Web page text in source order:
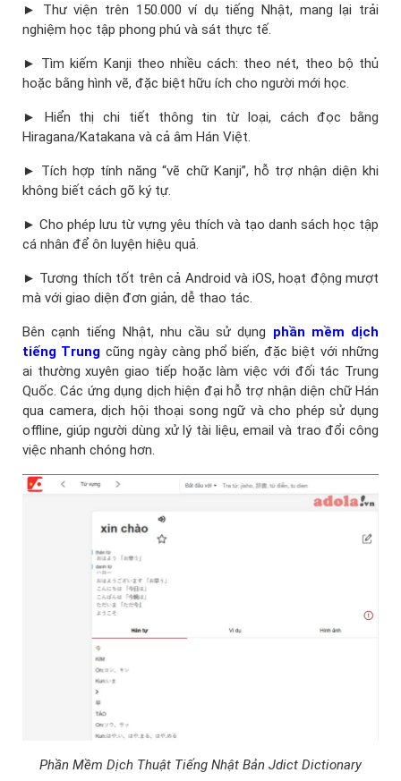
► Thư viện trên 150.000 ví dụ tiếng Nhật, mang lại trải
nghiệm học tập phong phú và sát thực tế.
► Tìm kiếm Kanji theo nhiều cách: theo nét, theo bộ thủ
hoặc bằng hình vẽ, đặc biệt hữu ích cho người mới học.
► Hiển thị chi tiết thông tin từ loại, cách đọc bằng
Hiragana/Katakana và cả âm Hán Việt.
► Tích hợp tính năng “vẽ chữ Kanji”, hỗ trợ nhận diện khi
không biết cách gõ ký tự.
► Cho phép lưu từ vựng yêu thích và tạo danh sách học tập
cá nhân để ôn luyện hiệu quả.
► Tương thích tốt trên cả Android và iOS, hoạt động mượt
mà với giao diện đơn giản, dễ thao tác.
Bên cạnh tiếng Nhật, nhu cầu sử dụng phần mềm dịch
tiếng Trung cũng ngày càng phổ biến, đặc biệt với những
ai thường xuyên giao tiếp hoặc làm việc với đối tác Trung
Quốc. Các ứng dụng dịch hiện đại hỗ trợ nhận diện chữ Hán
qua camera, dịch hội thoại song ngữ và cho phép sử dụng
offline, giúp người dùng xử lý tài liệu, email và trao đổi công
việc nhanh chóng hơn.
Phần Mềm Dịch Thuật Tiếng Nhật Bản Jdict Dictionary